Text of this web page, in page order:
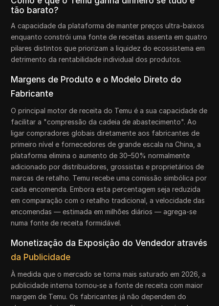
tão barato?
A capacidade da plataforma de manter preços ultra-baixos
enquanto constrói uma fonte de receitas assenta em quatro
pilares distintos que priorizam a liquidez do ecossistema em
detrimento da rentabilidade individual dos produtos.
Margens de Produto e o Modelo Direto do
Fabricante
O principal motor de receita do Temu é a sua capacidade de
facilitar a "compressão da cadeia de abastecimento". Ao
ligar compradores globais diretamente aos fabricantes de
primeiro nível e fornecedores de grande escala na China, a
plataforma elimina o aumento de 30–50% normalmente
adicionado por distribuidores, grossistas e proprietários de
marcas de retalho. Temu recebe uma comissão simbólica por
cada encomenda. Embora esta percentagem seja reduzida
em comparação com o retalho tradicional, a velocidade das
encomendas — estimada em milhões diários — agrega-se
numa fonte de receita formidável.
Monetização da Exposição do Vendedor através
da Publicidade
À medida que o mercado se torna mais saturado em 2026, a
publicidade interna tornou-se a fonte de receita com maior
margem de Temu. Os fabricantes já não dependem do